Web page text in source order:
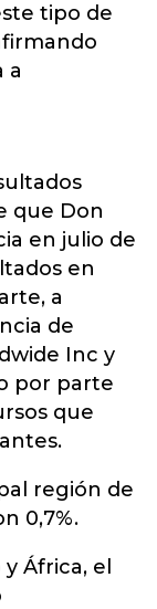
tipo de
a
que Don
en julio de
en
a
de
Inc y
por parte
que
región de
0,7%.
África, el